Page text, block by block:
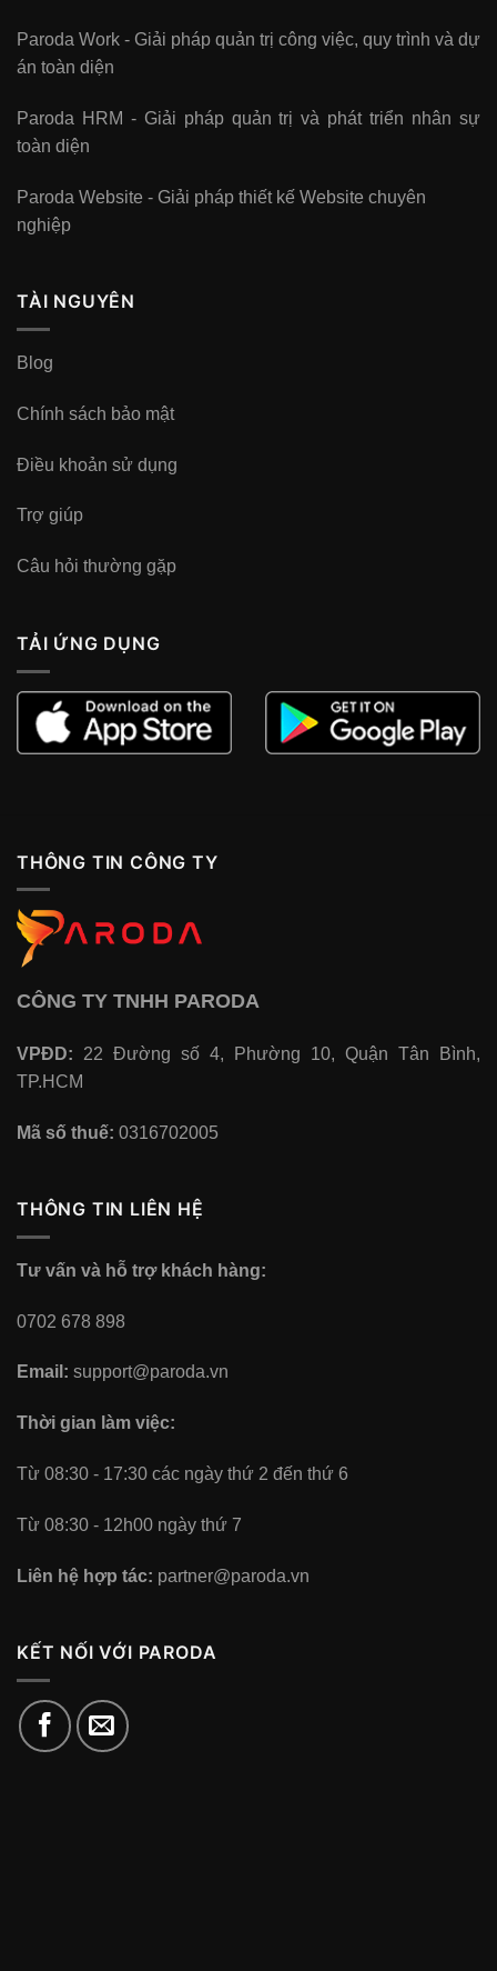
Paroda Work - Giải pháp quản trị công việc, quy trình và dự
án toàn diện
Paroda HRM - Giải pháp quản trị và phát triển nhân sự
toàn diện
Paroda Website - Giải pháp thiết kế Website chuyên
nghiệp
TÀI NGUYÊN
Blog
Chính sách bảo mật
Điều khoản sử dụng
Trợ giúp
Câu hỏi thường gặp
TẢI ỨNG DỤNG
THÔNG TIN CÔNG TY
CÔNG TY TNHH PARODA
VPĐD: 22 Đường số 4, Phường 10, Quận Tân Bình,
TP.HCM
Mã số thuế: 0316702005
THÔNG TIN LIÊN HỆ
Tư vấn và hỗ trợ khách hàng:
0702 678 898
Email: support@paroda.vn
Thời gian làm việc:
Từ 08:30 - 17:30 các ngày thứ 2 đến thứ 6
Từ 08:30 - 12h00 ngày thứ 7
Liên hệ hợp tác: partner@paroda.vn
KẾT NỐI VỚI PARODA